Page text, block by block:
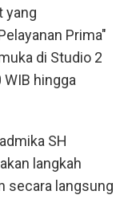
yang
Prima"
di Studio 2
WIB hingga
SH
langkah
secara langsung